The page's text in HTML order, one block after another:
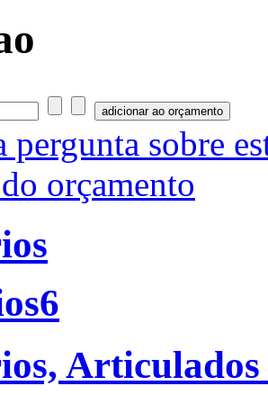
pergunta sobre
orçamento